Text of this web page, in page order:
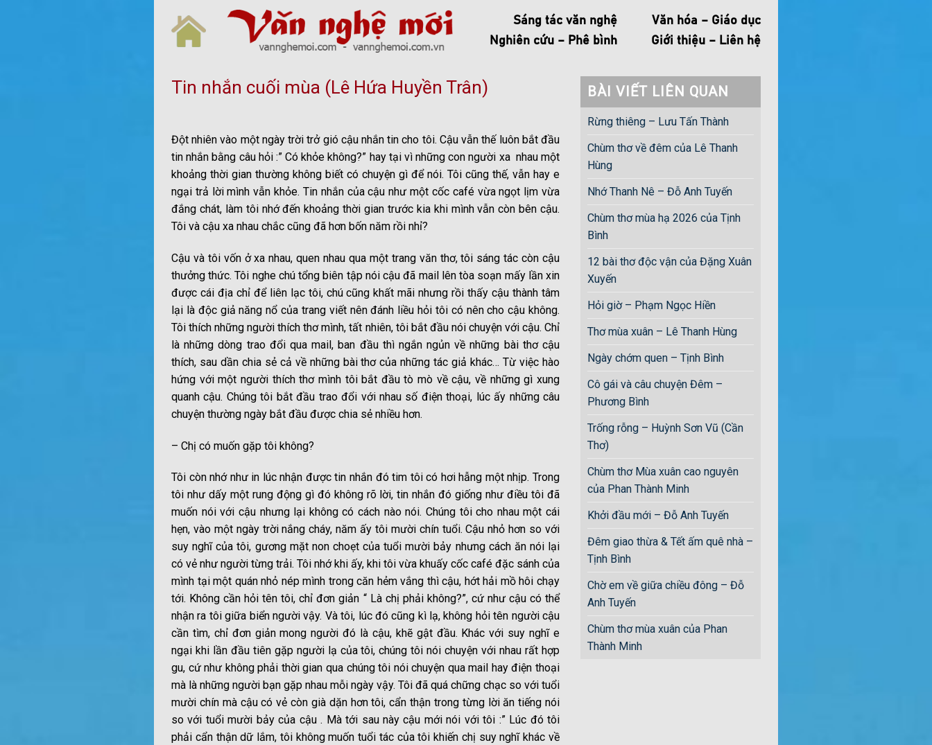
content
Sáng tác văn nghệ
Văn hóa – Giáo dục
Nghiên cứu – Phê bình
Giới thiệu – Liên hệ
Tin nhắn cuối mùa (Lê Hứa Huyền Trân)
Đột nhiên vào một ngày trời trở gió cậu nhắn tin cho tôi. Cậu vẫn thế luôn bắt đầu
tin nhắn bằng câu hỏi :” Có khỏe không?” hay tại vì những con người xa nhau một
khoảng thời gian thường không biết có chuyện gì để nói. Tôi cũng thế, vẫn hay e
ngại trả lời mình vẫn khỏe. Tin nhắn của cậu như một cốc café vừa ngọt lịm vừa
đắng chát, làm tôi nhớ đến khoảng thời gian trước kia khi mình vẫn còn bên cậu.
Tôi và cậu xa nhau chắc cũng đã hơn bốn năm rồi nhỉ?
Cậu và tôi vốn ở xa nhau, quen nhau qua một trang văn thơ, tôi sáng tác còn cậu
thưởng thức. Tôi nghe chú tổng biên tập nói cậu đã mail lên tòa soạn mấy lần xin
được cái địa chỉ để liên lạc tôi, chú cũng khất mãi nhưng rồi thấy cậu thành tâm
lại là độc giả năng nổ của trang viết nên đánh liều hỏi tôi có nên cho cậu không.
Tôi thích những người thích thơ mình, tất nhiên, tôi bắt đầu nói chuyện với cậu. Chỉ
là những dòng trao đổi qua mail, ban đầu thì ngắn ngủn về những bài thơ cậu
thích, sau dần chia sẻ cả về những bài thơ của những tác giả khác… Từ việc hào
hứng với một người thích thơ mình tôi bắt đầu tò mò về cậu, về những gì xung
quanh cậu. Chúng tôi bắt đầu trao đổi với nhau số điện thoại, lúc ấy những câu
chuyện thường ngày bắt đầu được chia sẻ nhiều hơn.
– Chị có muốn gặp tôi không?
Tôi còn nhớ như in lúc nhận được tin nhắn đó tim tôi có hơi hẫng một nhịp. Trong
tôi như dấy một rung động gì đó không rõ lời, tin nhắn đó giống như điều tôi đã
muốn nói với cậu nhưng lại không có cách nào nói. Chúng tôi cho nhau một cái
hẹn, vào một ngày trời nắng cháy, năm ấy tôi mười chín tuổi. Cậu nhỏ hơn so với
suy nghĩ của tôi, gương mặt non choẹt của tuổi mười bảy nhưng cách ăn nói lại
có vẻ như người từng trải. Tôi nhớ khi ấy, khi tôi vừa khuấy cốc café đặc sánh của
mình tại một quán nhỏ nép mình trong căn hẻm vắng thì cậu, hớt hải mồ hôi chạy
tới. Không cần hỏi tên tôi, chỉ đơn giản “ Là chị phải không?”, cứ như cậu có thể
nhận ra tôi giữa biển người vậy. Và tôi, lúc đó cũng kì lạ, không hỏi tên người cậu
cần tìm, chỉ đơn giản mong người đó là cậu, khẽ gật đầu. Khác với suy nghĩ e
ngại khi lần đầu tiên gặp người lạ của tôi, chúng tôi nói chuyện với nhau rất hợp
gu, cứ như không phải thời gian qua chúng tôi nói chuyện qua mail hay điện thoại
mà là những người bạn gặp nhau mỗi ngày vậy. Tôi đã quá chững chạc so với tuổi
mười chín mà cậu có vẻ còn già dặn hơn tôi, cẩn thận trong từng lời ăn tiếng nói
so với tuổi mười bảy của cậu . Mà tới sau này cậu mới nói với tôi :” Lúc đó tôi
phải cẩn thận dữ lắm, tôi không muốn tuổi tác của tôi khiến chị suy nghĩ khác về
BÀI VIẾT LIÊN QUAN
Rừng thiêng – Lưu Tấn Thành
Chùm thơ về đêm của Lê Thanh
Hùng
Nhớ Thanh Nê – Đỗ Anh Tuyến
Chùm thơ mùa hạ 2026 của Tịnh
Bình
12 bài thơ độc vận của Đặng Xuân
Xuyến
Hỏi giờ – Phạm Ngọc Hiền
Thơ mùa xuân – Lê Thanh Hùng
Ngày chớm quen – Tịnh Bình
Cô gái và câu chuyện Đêm –
Phương Bình
Trống rỗng – Huỳnh Sơn Vũ (Cần
Thơ)
Chùm thơ Mùa xuân cao nguyên
của Phan Thành Minh
Khởi đầu mới – Đỗ Anh Tuyến
Đêm giao thừa & Tết ấm quê nhà –
Tịnh Bình
Chờ em về giữa chiều đông – Đỗ
Anh Tuyến
Chùm thơ mùa xuân của Phan
Thành Minh